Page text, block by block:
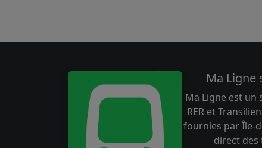
Ma
Ma Ligne est
RER et
fournies par Île-
direct des